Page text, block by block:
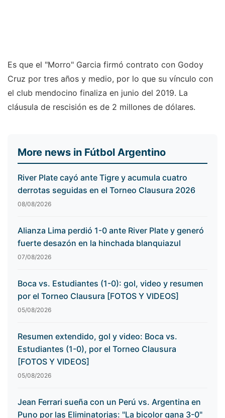
Es que el "Morro" Garcia firmó contrato con Godoy
Cruz por tres años y medio, por lo que su vínculo con
el club mendocino finaliza en junio del 2019. La
cláusula de rescisión es de 2 millones de dólares.
More news in Fútbol Argentino
River Plate cayó ante Tigre y acumula cuatro
derrotas seguidas en el Torneo Clausura 2026
08/08/2026
Alianza Lima perdió 1-0 ante River Plate y generó
fuerte desazón en la hinchada blanquiazul
07/08/2026
Boca vs. Estudiantes (1-0): gol, video y resumen
por el Torneo Clausura [FOTOS Y VIDEOS]
05/08/2026
Resumen extendido, gol y video: Boca vs.
Estudiantes (1-0), por el Torneo Clausura
[FOTOS Y VIDEOS]
05/08/2026
Jean Ferrari sueña con un Perú vs. Argentina en
Puno por las Eliminatorias: "La bicolor gana 3-0"